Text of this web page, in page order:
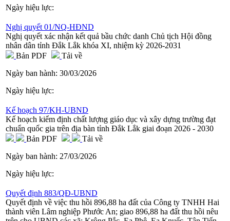
Ngày hiệu lực:
Nghị quyết 01/NQ-HĐND
Nghị quyết xác nhận kết quả bầu chức danh Chủ tịch Hội đồng
nhân dân tỉnh Đắk Lắk khóa XI, nhiệm kỳ 2026-2031
Bản PDF
Tải về
Ngày ban hành: 30/03/2026
Ngày hiệu lực:
Kế hoạch 97/KH-UBND
Kế hoạch kiểm định chất lượng giáo dục và xây dựng trường đạt
chuẩn quốc gia trên địa bàn tỉnh Đắk Lắk giai đoạn 2026 - 2030
Bản PDF
Tải về
Ngày ban hành: 27/03/2026
Ngày hiệu lực:
Quyết định 883/QĐ-UBND
Quyết định về việc thu hồi 896,88 ha đất của Công ty TNHH Hai
thành viên Lâm nghiệp Phước An; giao 896,88 ha đất thu hồi nêu